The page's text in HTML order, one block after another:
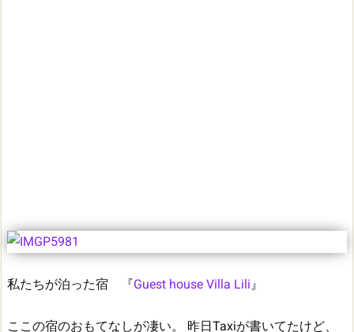
私たちが泊った宿 『Guest house Villa Lili 』
ここの宿のおもてなしが凄い。
昨日Taxiが書いてたけど、